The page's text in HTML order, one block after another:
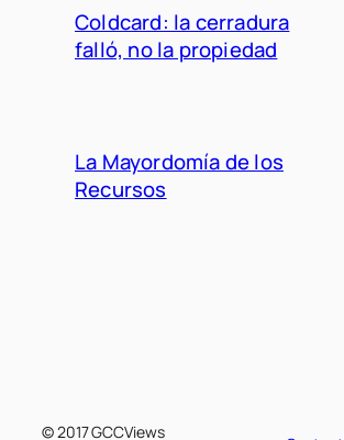
Coldcard: la cerradura
falló, no la propiedad
La Mayordomía de los
Recursos
© 2017 GCCViews